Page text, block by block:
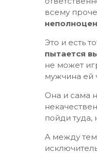
всему
Это и есть
пытается
не может
мужчина ей
Она и сама
пойди туда,
А между